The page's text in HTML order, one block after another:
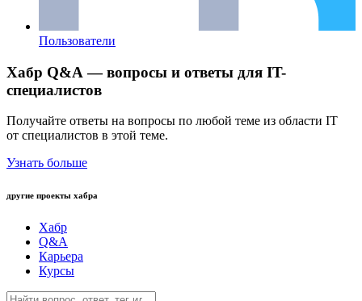
Пользователи
Хабр Q&A — вопросы и ответы для IT-
специалистов
Получайте ответы на вопросы по любой теме из области IT
от специалистов в этой теме.
Узнать больше
другие проекты хабра
Хабр
Q&A
Карьера
Курсы